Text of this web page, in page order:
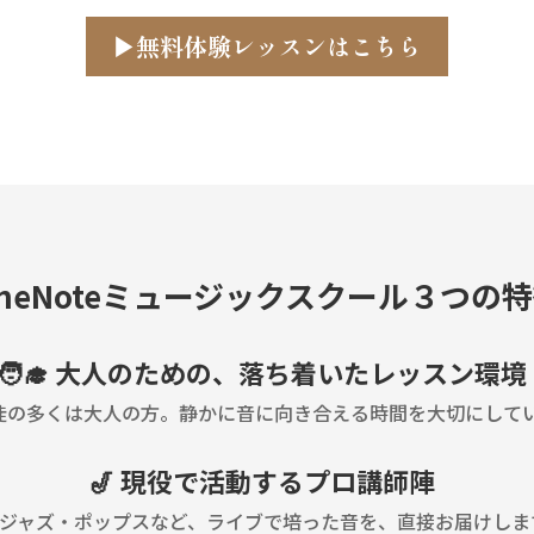
▶無料体験レッスンはこちら
ミュージックスクール３つの
大人のための、落ち着いたレッスン環境
多くは大人の方。静かに音に向き合える時間を大切にしてい
🎷 現役で活動するプロ講師陣
ズ・ポップスなど、ライブで培った音を、直接お届けしま